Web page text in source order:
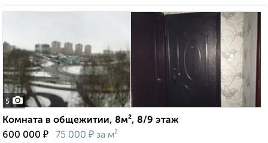
5
Комната в общежитии, 8м², 8/9 этаж
600 000 ₽ 75 000 ₽ за м²